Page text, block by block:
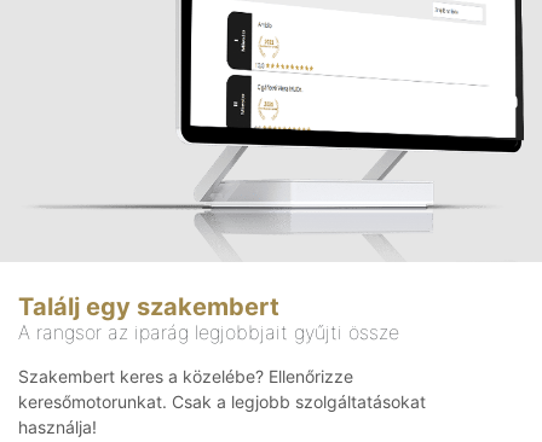
Találj egy szakembert
A rangsor az iparág legjobbjait gyűjti össze
Szakembert keres a közelébe? Ellenőrizze
keresőmotorunkat. Csak a legjobb szolgáltatásokat
használja!